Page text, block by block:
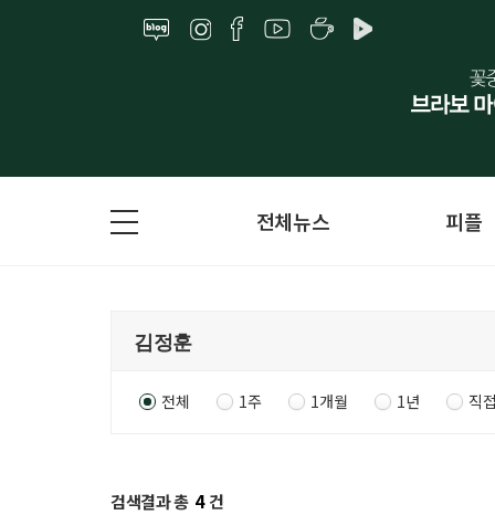
전체뉴스 피플
전체 1주 1개월 1년 직
검색결과 총 4 건